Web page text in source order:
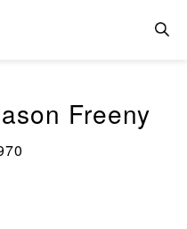
Freeny